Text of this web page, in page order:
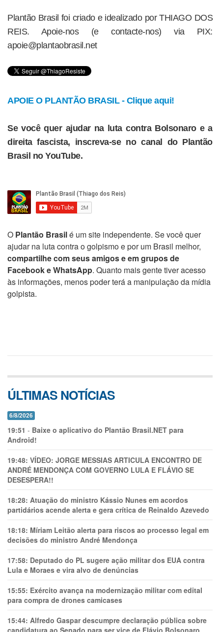
Plantão Brasil foi criado e idealizado por THIAGO DOS
REIS. Apoie-nos (e contacte-nos) via PIX:
apoie@plantaobrasil.net
APOIE O PLANTÃO BRASIL - Clique aqui!
Se você quer ajudar na luta contra Bolsonaro e a
direita fascista, inscreva-se no canal do Plantão
Brasil no YouTube.
O Plantão Brasilé um site independente. Se você quer
ajudar na luta contra o golpismo e por um Brasil melhor,
compartilhe com seus amigos e em grupos de
Facebook e WhatsApp. Quanto mais gente tiver acesso
às informações, menos poder terá a manipulação da mídia
golpista.
ÚLTIMAS NOTÍCIAS
6/8/2026
19:51 - Baixe o aplicativo do Plantão Brasil.NET para
Android!
19:48: VÍDEO: JORGE MESSIAS ARTICULA ENCONTRO DE
ANDRÉ MENDONÇA COM GOVERNO LULA E FLÁVIO SE
DESESPERA!!
18:28: Atuação do ministro Kássio Nunes em acordos
partidários acende alerta e gera crítica de Reinaldo Azevedo
18:18: Míriam Leitão alerta para riscos ao processo legal em
decisões do ministro André Mendonça
17:58: Deputado do PL sugere ação militar dos EUA contra
Lula e Moraes e vira alvo de denúncias
15:55: Exército avança na modernização militar com edital
para compra de drones camicases
15:44: Alfredo Gaspar descumpre declaração pública sobre
candidatura ao Senado para ser vice de Flávio Bolsonaro